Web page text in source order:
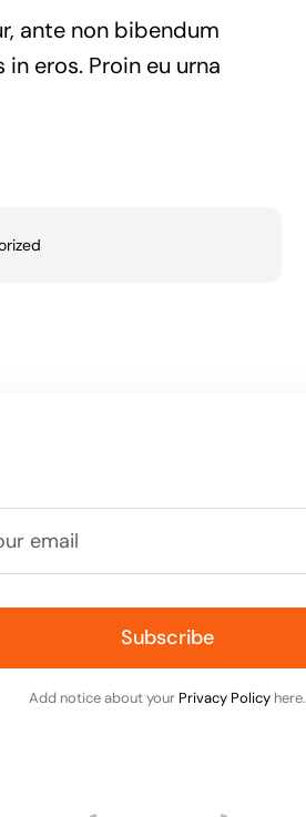
ante non bibendum
eros. Proin eu urna
Subscribe
Add notice about your Privacy Policyhere.